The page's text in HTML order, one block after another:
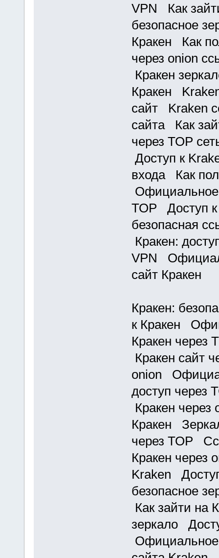
VPN Как
безопасное
Кракен Как
через onion
Кракен
Кракен
сайт Kraken
сайта Как
через ТОР
Доступ к
входа Как
Официальное
ТОР Доступ к
безопасная
Кракен:
VPN
сайт Кракен
Кракен:
к Кракен
Кракен
Кракен сайт
onion
доступ через
Кракен
Кракен
через ТОР
Кракен
Kraken
безопасное
Как зайти на
зеркало
Официальное